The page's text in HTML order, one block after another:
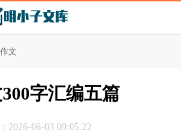
作文
字汇编五篇
2026-06-03 09:05:22